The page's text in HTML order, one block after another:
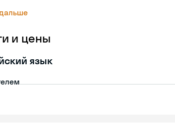
и цены
язык